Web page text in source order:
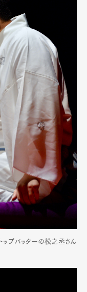
ップバッターの松之丞さん